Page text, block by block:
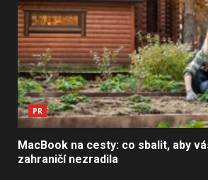
PR
MacBook na cesty: co sbalit, aby
zahraničí nezradila